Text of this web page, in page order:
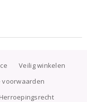
Veilig winkelen
voorwaarden
Herroepingsrecht